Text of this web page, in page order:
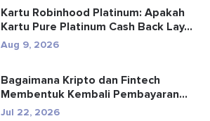
Kartu Robinhood Platinum: Apakah
Kartu Pure Platinum Cash Back Lay...
Aug 9, 2026
Bagaimana Kripto dan Fintech
Membentuk Kembali Pembayaran
dan Hibu...
Jul 22, 2026